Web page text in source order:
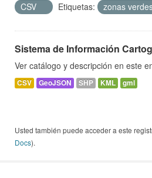
CSV
Etiquetas: zonas
Sistema de Información
Ver catálogo y descripción en este
CSV GeoJSON SHP KML gml
Usted también puede acceder a este
Docs).